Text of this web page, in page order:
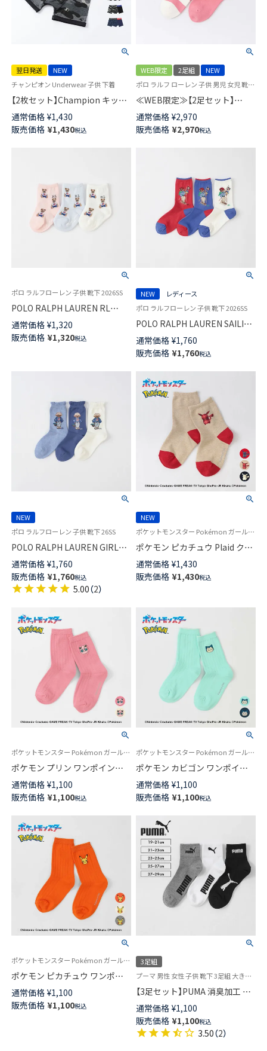
翌日発送
NEW
チャンピオン Underwear 子供 下着
【2枚セット】Champion キッズ
ボクサーパンツ 抗菌防臭 前開
き Cotton Stretch Trunk 【365
日最短翌日発送】 95452001
通常価格 ¥1,430
販売価格 ¥1,430税込
WEB限定 2足組
NEW
ポロ ラルフ ローレン 子供 男児 女児 靴下 カジュアル 26SS
≪WEB限定≫【2足セット】
POLO RALPH LAUREN CANDY
SHOP STRIPE ＆ BIG POLO
PLAYER クルー丈 ソックス キッ
通常価格 ¥2,970
販売価格 ¥2,970税込
ポロ ラルフローレン 子供 靴下 2026SS
POLO RALPH LAUREN RL
Layette フラッグベア ポロベア
キッズ ソックス 04883176
通常価格 ¥1,320
販売価格 ¥1,320税込
NEW
レディース
ポロ ラルフローレン 子供 靴下 2026SS
POLO RALPH LAUREN SAILING
BEAR ポロベア キッズ ソックス
04863757
通常価格 ¥1,760
販売価格 ¥1,760税込
NEW
ポロ ラルフローレン 子供 靴下 26SS
POLO RALPH LAUREN GIRLS
ブルーベリー BEAR ポロベア キ
ッズ ソックス 04803754
通常価格 ¥1,760
販売価格 ¥1,760税込
5.00（2）
NEW
ポケットモンスター Pokémon ガールズ ボーイズ 靴下
ポケモン ピカチュウ Plaid クル
ー丈 ソックス キッズ 04147304
通常価格 ¥1,430
販売価格 ¥1,430税込
ポケットモンスター Pokémon ガールズ ボーイズ ギフト プレゼント 無料ラッピング
ポケモン プリン ワンポイント
刺しゅう リブ クルー丈 ソック
ス キッズ 04147303
通常価格 ¥1,100
販売価格 ¥1,100税込
ポケットモンスター Pokémon ガールズ ボーイズ
ポケモン カビゴン ワンポイン
ト 刺しゅう リブ クルー丈 ソッ
クス キッズ 04147302
通常価格 ¥1,100
販売価格 ¥1,100税込
ポケットモンスター Pokémon ガールズ ボーイズ ギフト プレゼント 無料ラッピング
ポケモン ピカチュウ ワンポイ
ント 刺しゅう リブ クルー丈 ソ
ックス キッズ 04147301
通常価格 ¥1,100
販売価格 ¥1,100税込
3足組
プーマ 男性 女性 子供 靴下 3足組 大きいサイズ 小さいサイズ
【3足セット】PUMA 消臭加工 つ
ま先かかと補強 アーチサポート
異柄ロゴ ショート丈 スポーツ
ソックス メンズ レディース キ
ッズ 92823999
通常価格 ¥1,100
販売価格 ¥1,100税込
3.50（2）